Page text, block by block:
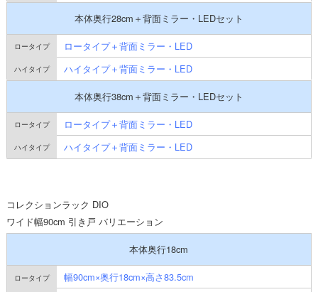
本体奥行28cm＋背面ミラー・LEDセット
ロータイプ＋背面ミラー・LED
ハイタイプ＋背面ミラー・LED
本体奥行38cm＋背面ミラー・LEDセット
ロータイプ＋背面ミラー・LED
ハイタイプ＋背面ミラー・LED
コレクションラック DIO
ワイド幅90cm 引き戸 バリエーション
本体奥行18cm
幅90cm×奥行18cm×高さ83.5cm